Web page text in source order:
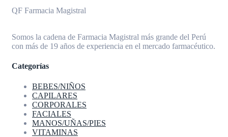
QF Farmacia Magistral
Somos la cadena de Farmacia Magistral más grande del Perú
con más de 19 años de experiencia en el mercado farmacéutico.
Categorías
BEBES/NIÑOS
CAPILARES
CORPORALES
FACIALES
MANOS/UÑAS/PIES
VITAMINAS